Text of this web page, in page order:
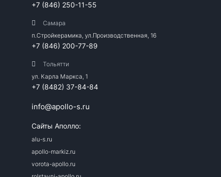
+7 (846) 250-11-55
Самара
п.Стройкерамика, ул.Производственная, 16
+7 (846) 200-77-89
Тольятти
ул. Карла Маркса, 1
+7 (8482) 37-84-84
info@apollo-s.ru
Сайты Аполло:
alu-s.ru
apollo-markiz.ru
vorota-apollo.ru